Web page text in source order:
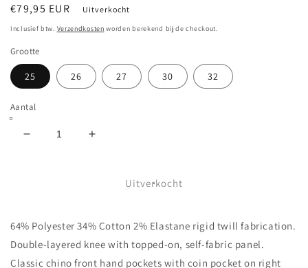
Normale
prijs
€79,95 EUR Uitverkocht
Inclusief btw. Verzendkosten worden berekend bij de checkout.
Grootte
25 26 27 30 32
Aantal
Aantal
CHINO
LOOSE
Aantal
CHINO
LOOSE
Uitverkocht
64% Polyester 34% Cotton 2% Elastane rigid twill fabrication.
Double-layered knee with topped-on, self-fabric panel.
Classic chino front hand pockets with coin pocket on right